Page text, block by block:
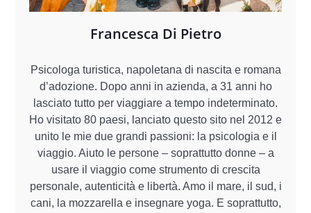
Francesca Di Pietro
Psicologa turistica, napoletana di nascita e romana
d’adozione. Dopo anni in azienda, a 31 anni ho
lasciato tutto per viaggiare a tempo indeterminato.
Ho visitato 80 paesi, lanciato questo sito nel 2012 e
unito le mie due grandi passioni: la psicologia e il
viaggio. Aiuto le persone – soprattutto donne – a
usare il viaggio come strumento di crescita
personale, autenticità e libertà. Amo il mare, il sud, i
cani, la mozzarella e insegnare yoga. E soprattutto,